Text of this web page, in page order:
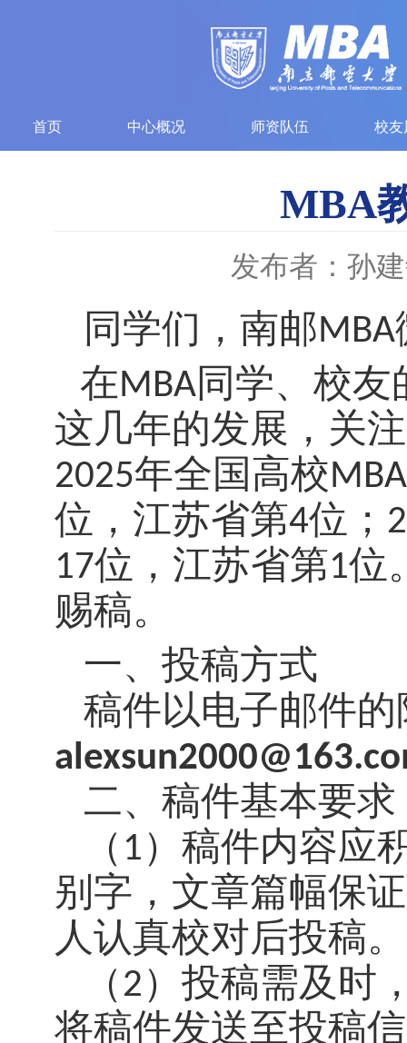
首页 中心概况 师资队伍 校友
MBA
发布者：孙
同学们，南邮MBA
在MBA同学、校
这几年的发展，关
2025年全国高校
位，江苏省第4位；
17位，江苏省第1
赐稿。
一、投稿方式
稿件以电子邮件
二、稿件基本要求
（ 1 ）稿件内容应
别字，文章篇幅保
人认真校对后投稿。
（ 2 ）投稿需及时
将稿件发送至投稿